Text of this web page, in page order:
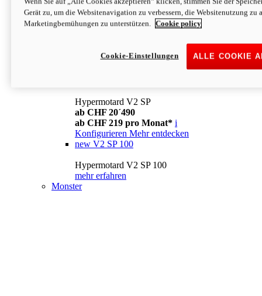
Konfigurieren Mehr entdecken
newV2
ab CHF 169 pro Monat* i
Mehr entdecken
Hypermotard V2 SP
ab CHF 20´490
ab CHF 219 pro Monat* i
Konfigurieren Mehr entdecken
new V2 SP 100
Hypermotard V2 SP 100
mehr erfahren
Monster
Gerät zu, um die Websitenavigation zu verbessern, die Websitenutzung zu
Marketingbemühungen zu unterstützen.
Cookie policy
ALLE COOKIE
Cookie-Einstellungen